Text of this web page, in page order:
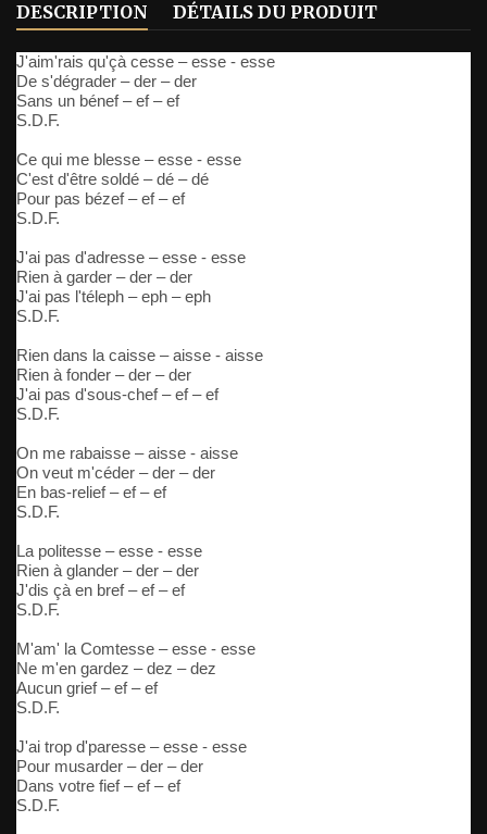
DESCRIPTION DÉTAILS DU PRODUIT
J'aim'rais qu'çà cesse – esse - esse
De s'dégrader – der – der
Sans un bénef – ef – ef
S.D.F.
Ce qui me blesse – esse - esse
C'est d'être soldé – dé – dé
Pour pas bézef – ef – ef
S.D.F.
J'ai pas d'adresse – esse - esse
Rien à garder – der – der
J'ai pas l'téleph – eph – eph
S.D.F.
Rien dans la caisse – aisse - aisse
Rien à fonder – der – der
J'ai pas d'sous-chef – ef – ef
S.D.F.
On me rabaisse – aisse - aisse
On veut m'céder – der – der
En bas-relief – ef – ef
S.D.F.
La politesse – esse - esse
Rien à glander – der – der
J'dis çà en bref – ef – ef
S.D.F.
M'am' la Comtesse – esse - esse
Ne m'en gardez – dez – dez
Aucun grief – ef – ef
S.D.F.
J'ai trop d'paresse – esse - esse
Pour musarder – der – der
Dans votre fief – ef – ef
S.D.F.